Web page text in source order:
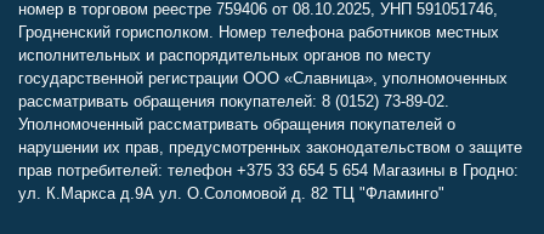
номер в торговом реестре 759406 от 08.10.2025, УНП 591051746,
Гродненский горисполком. Номер телефона работников местных
исполнительных и распорядительных органов по месту
государственной регистрации ООО «Славница», уполномоченных
рассматривать обращения покупателей: 8 (0152) 73-89-02.
Уполномоченный рассматривать обращения покупателей о
нарушении их прав, предусмотренных законодательством о защите
прав потребителей: телефон +375 33 654 5 654 Магазины в Гродно:
ул. К.Маркса д.9А ул. О.Соломовой д. 82 ТЦ "Фламинго"